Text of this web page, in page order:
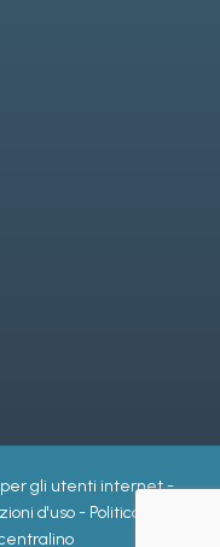
per gli utenti internet-
d'uso- Politica per